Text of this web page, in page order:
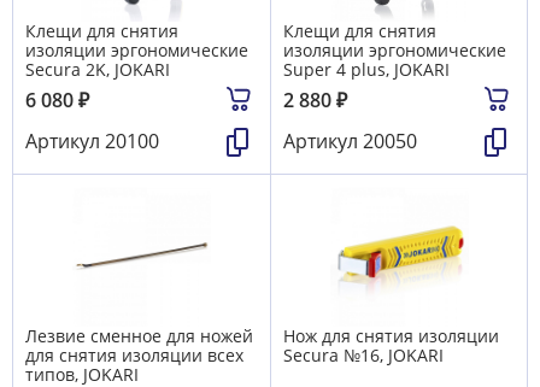
Клещи для снятия
изоляции эргономические
Secura 2K, JOKARI
6 080₽
Артикул 20100
Клещи для снятия
изоляции эргономические
Super 4 plus, JOKARI
2 880₽
Артикул 20050
Лезвие сменное для ножей
для снятия изоляции всех
типов, JOKARI
Нож для снятия изоляции
Secura №16, JOKARI